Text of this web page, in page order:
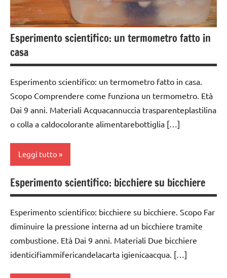
anni
6
anni
CORTESIA
GUIDA
DIDATTICA
TUTTI GLI
TUTTI GLI
Esperimento scientifico: un termometro fatto in
casa
Esperimento scientifico: un termometro fatto in casa.
Scopo Comprendere come funziona un termometro. Età
Dai 9 anni. Materiali Acquacannuccia trasparenteplastilina
o colla a caldocolorante alimentarebottiglia […]
Leggi tutto
classe
3a
classe
4a
5a
Esperimento scientifico: bicchiere su bicchiere
Esperimento scientifico: bicchiere su bicchiere. Scopo Far
diminuire la pressione interna ad un bicchiere tramite
combustione. Età Dai 9 anni. Materiali Due bicchiere
identicifiammifericandelacarta igienicaacqua. […]